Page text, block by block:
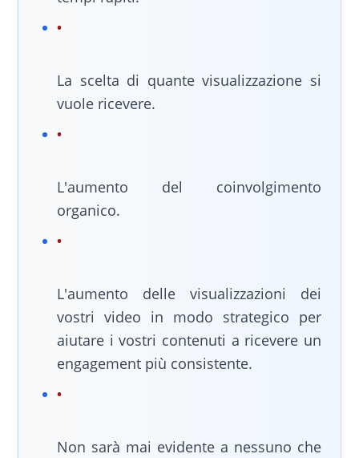
La scelta di quante visualizzazione si
vuole ricevere.
L'aumento del coinvolgimento
organico.
L'aumento delle visualizzazioni dei
vostri video in modo strategico per
aiutare i vostri contenuti a ricevere un
engagement più consistente.
Non sarà mai evidente a nessuno che